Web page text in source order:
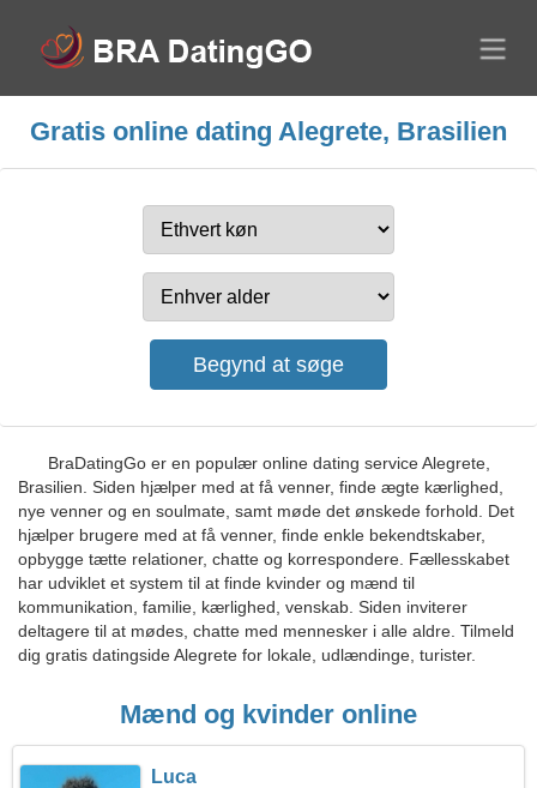
Gratis online dating Alegrete, Brasilien
BraDatingGo er en populær online dating service Alegrete,
Brasilien. Siden hjælper med at få venner, finde ægte kærlighed,
nye venner og en soulmate, samt møde det ønskede forhold. Det
hjælper brugere med at få venner, finde enkle bekendtskaber,
opbygge tætte relationer, chatte og korrespondere. Fællesskabet
har udviklet et system til at finde kvinder og mænd til
kommunikation, familie, kærlighed, venskab. Siden inviterer
deltagere til at mødes, chatte med mennesker i alle aldre. Tilmeld
dig gratis datingside Alegrete for lokale, udlændinge, turister.
Mænd og kvinder online
Luca